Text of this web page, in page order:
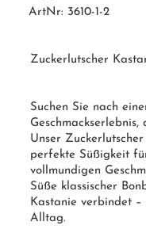
ArtNr: 3610-1-2
Zuckerlutscher
Suchen Sie nach
Geschmackserlebnis,
Unser
perfekte Süßigkeit
vollmundigen
Süße klassischer
Kastanie verbindet
Alltag.